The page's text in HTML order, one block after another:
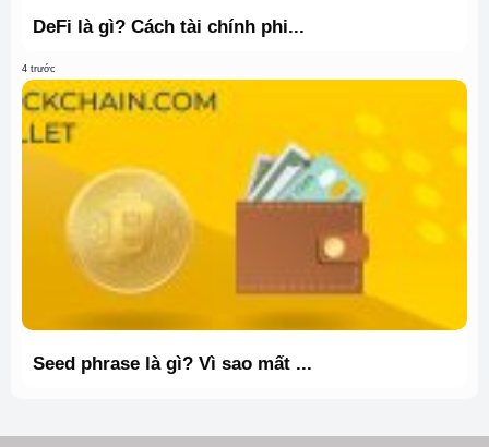
DeFi là gì? Cách tài chính phi...
4 trước
Seed phrase là gì? Vì sao mất ...